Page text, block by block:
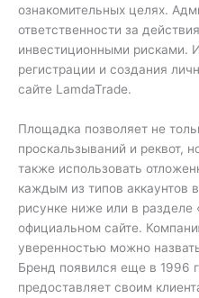
ознакомительных целях.
ответственности за
инвестиционными рисками.
регистрации и создания
сайте LamdaTrade.
Площадка позволяет не
проскальзываний и реквот,
также использовать
каждым из типов аккаунтов
рисунке ниже или в разделе
официальном сайте.
уверенностью можно
Бренд появился еще в 1996
предоставляет своим